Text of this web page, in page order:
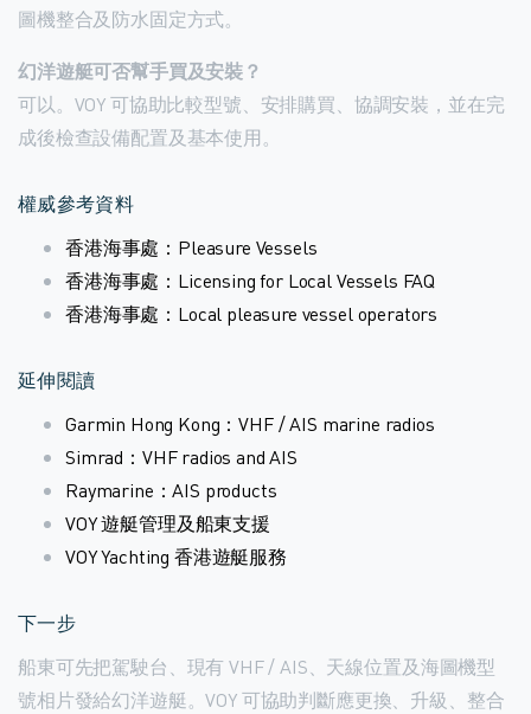
圖機整合及防水固定方式。
幻洋遊艇可否幫手買及安裝？
可以。VOY 可協助比較型號、安排購買、協調安裝，並在完
成後檢查設備配置及基本使用。
權威參考資料
香港海事處：Pleasure Vessels
香港海事處：Licensing for Local Vessels FAQ
香港海事處：Local pleasure vessel operators
延伸閱讀
Garmin Hong Kong：VHF / AIS marine radios
Simrad：VHF radios and AIS
Raymarine：AIS products
VOY 遊艇管理及船東支援
VOY Yachting 香港遊艇服務
下一步
船東可先把駕駛台、現有 VHF / AIS、天線位置及海圖機型
號相片發給幻洋遊艇。VOY 可協助判斷應更換、升級、整合